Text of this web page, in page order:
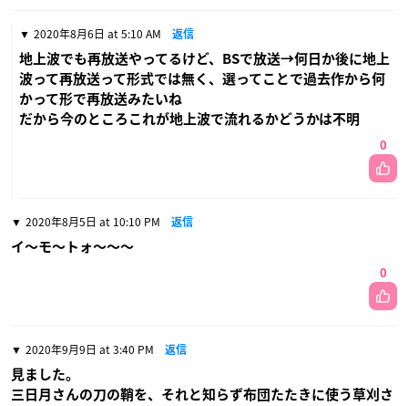
2020年8月6日 at 5:10 AM 返信
地上波でも再放送やってるけど、BSで放送→何日か後に地上
波って再放送って形式では無く、選ってことで過去作から何
かって形で再放送みたいね
だから今のところこれが地上波で流れるかどうかは不明
0
2020年8月5日 at 10:10 PM 返信
イ〜モ〜トォ〜〜〜
0
2020年9月9日 at 3:40 PM 返信
見ました。
三日月さんの刀の鞘を、それと知らず布団たたきに使う草刈さ